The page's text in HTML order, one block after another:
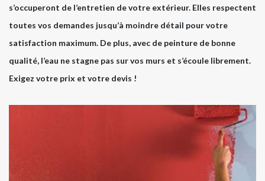
s’occuperont de l’entretien de votre extérieur. Elles respectent
toutes vos demandes jusqu’à moindre détail pour votre
satisfaction maximum. De plus, avec de peinture de bonne
qualité, l’eau ne stagne pas sur vos murs et s’écoule librement.
Exigez votre prix et votre devis !